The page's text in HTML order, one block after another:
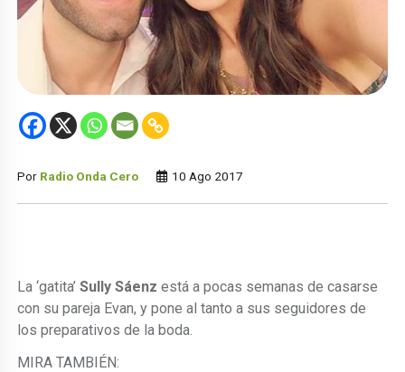
Por Radio Onda Cero 10 Ago 2017
La ‘gatita’Sully Sáenz está a pocas semanas de casarse
con su pareja Evan, y pone al tanto a sus seguidores de
los preparativos de la boda.
MIRA TAMBIÉN: